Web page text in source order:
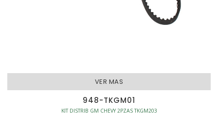
VER MAS
948-TKGM01
KIT DISTRIB GM CHEVY 2PZAS TKGM203